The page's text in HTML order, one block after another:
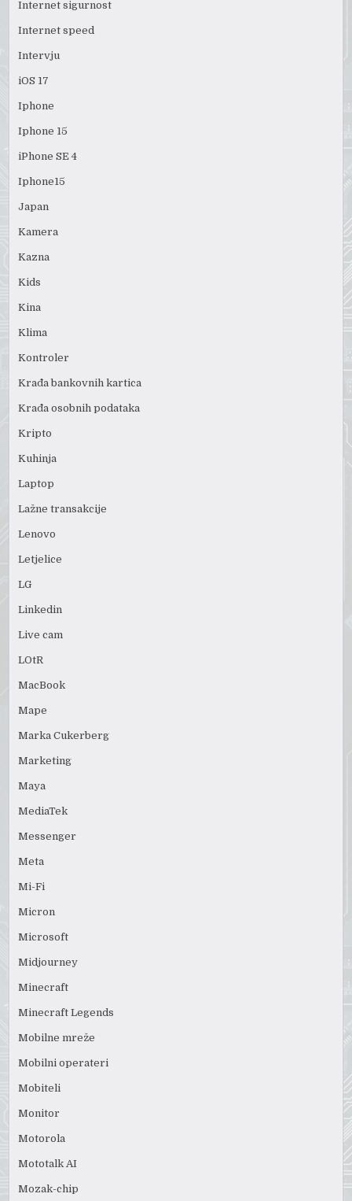
Internet sigurnost
Internet speed
Intervju
iOS 17
Iphone
Iphone 15
iPhone SE 4
Iphone15
Japan
Kamera
Kazna
Kids
Kina
Klima
Kontroler
Krađa bankovnih kartica
Krađa osobnih podataka
Kripto
Kuhinja
Laptop
Lažne transakcije
Lenovo
Letjelice
LG
Linkedin
Live cam
LOtR
MacBook
Mape
Marka Cukerberg
Marketing
Maya
MediaTek
Messenger
Meta
Mi-Fi
Micron
Microsoft
Midjourney
Minecraft
Minecraft Legends
Mobilne mreže
Mobilni operateri
Mobiteli
Monitor
Motorola
Mototalk AI
Mozak-chip